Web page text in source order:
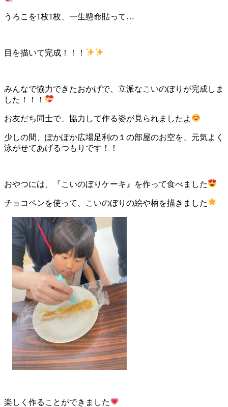
うろこを1枚1枚、一生懸命貼って…
目を描いて完成！！！
みんなで協力できたおかげで、立派なこいのぼりが完成しま
した！！！
お友だち同士で、協力して作る姿が見られましたよ
少しの間、ぽかぽか広場足利の１の部屋のお空を、元気よく
泳がせてあげるつもりです！！
おやつには、『こいのぼりケーキ』を作って食べました
チョコペンを使って、こいのぼりの絵や柄を描きました
楽しく作ることができました